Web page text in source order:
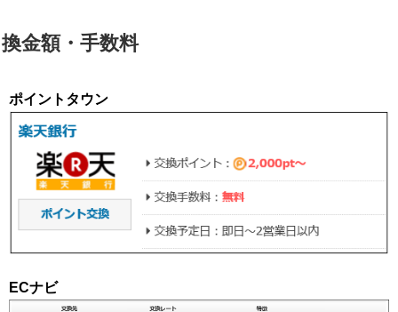
換金額・手数料
ポイントタウン
ECナビ